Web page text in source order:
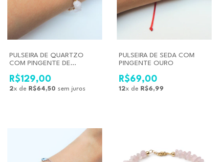
PULSEIRA DE QUARTZO
COM PINGENTE DE
R$129,00
2x de R$64,50 sem juros
PULSEIRA DE SEDA COM
PINGENTE OURO
R$69,00
12x de R$6,99